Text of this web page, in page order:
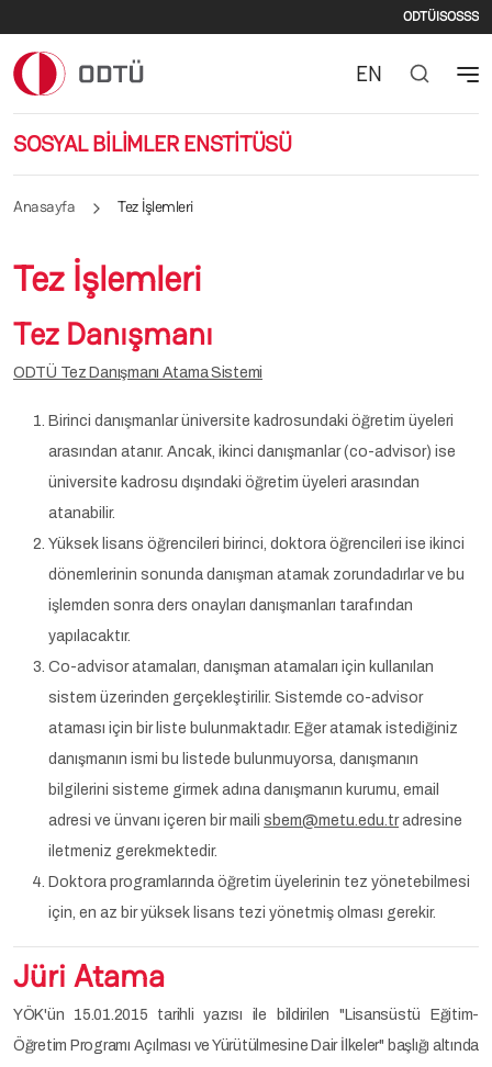
İkincil
ODTÜISOSSS
SOSYAL BİLİMLER ENSTİTÜSÜ
EN
Anasayfa Tez İşlemleri
Tez İşlemleri
Tez Danışmanı
ODTÜ Tez Danışmanı Atama Sistemi
Birinci danışmanlar üniversite kadrosundaki öğretim üyeleri
arasından atanır. Ancak, ikinci danışmanlar (co-advisor) ise
üniversite kadrosu dışındaki öğretim üyeleri arasından
atanabilir.
Yüksek lisans öğrencileri birinci, doktora öğrencileri ise ikinci
dönemlerinin sonunda danışman atamak zorundadırlar ve bu
işlemden sonra ders onayları danışmanları tarafından
yapılacaktır.
Co-advisor atamaları, danışman atamaları için kullanılan
sistem üzerinden gerçekleştirilir. Sistemde co-advisor
ataması için bir liste bulunmaktadır. Eğer atamak istediğiniz
danışmanın ismi bu listede bulunmuyorsa, danışmanın
bilgilerini sisteme girmek adına danışmanın kurumu, email
adresi ve ünvanı içeren bir maili sbem@metu.edu.tradresine
iletmeniz gerekmektedir.
Doktora programlarında öğretim üyelerinin tez yönetebilmesi
için, en az bir yüksek lisans tezi yönetmiş olması gerekir.
Jüri Atama
YÖK'ün 15.01.2015 tarihli yazısı ile bildirilen "Lisansüstü Eğitim-
Öğretim Programı Açılması ve Yürütülmesine Dair İlkeler" başlığı altında